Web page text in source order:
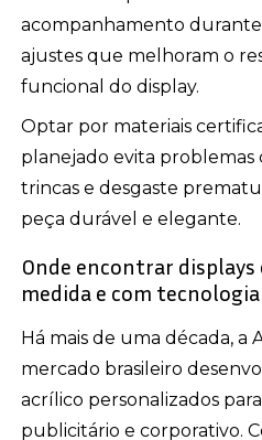
acompanhamento
ajustes que melhoram o
funcional do display.
Optar por materiais
planejado evita
trincas e desgaste
peça durável e elegante.
Onde encontrar displays
medida e com tecnologia
Há mais de uma década, a
mercado brasileiro
acrílico personalizados
publicitário e corporativo.